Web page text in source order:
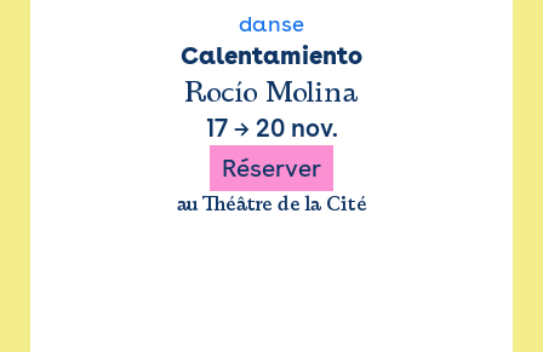
danse
Calentamiento
Rocío Molina
17→ 20 nov.
Réserver
au Théâtre de la Cité